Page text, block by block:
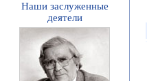
Наши заслуженные
деятели